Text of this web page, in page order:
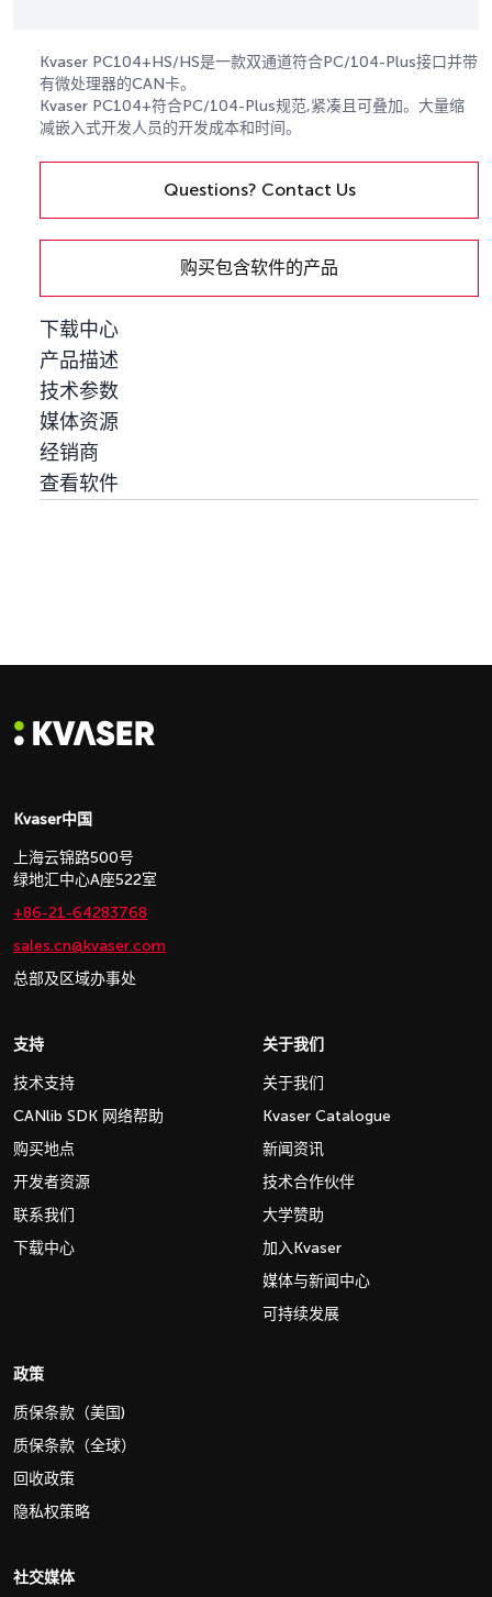
Kvaser PC104+HS/HS是一款双通道符合PC/104-Plus接口并带
有微处理器的CAN卡。
Kvaser PC104+符合PC/104-Plus规范,紧凑且可叠加。大量缩
减嵌入式开发人员的开发成本和时间。
Questions? Contact Us
购买包含软件的产品
下载中心
产品描述
技术参数
媒体资源
经销商
查看软件
Kvaser中国
上海云锦路500号
绿地汇中心A座522室
+86-21-64283768
sales.cn@kvaser.com
总部及区域办事处
支持
技术支持
CANlib SDK 网络帮助
购买地点
开发者资源
联系我们
下载中心
关于我们
关于我们
Kvaser Catalogue
新闻资讯
技术合作伙伴
大学赞助
加入Kvaser
媒体与新闻中心
可持续发展
政策
质保条款（美国)
质保条款（全球）
回收政策
隐私权策略
社交媒体